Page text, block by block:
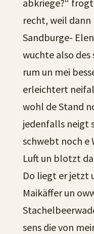
abkriege?“
recht, weil dann
Sandburge-
wuchte also
rum un mei
erleichtert
wohl de Stand
jedenfalls neigt
schwebt noch e
Luft un blotzt
Do liegt er jetzt
Maikäffer un
sens die von